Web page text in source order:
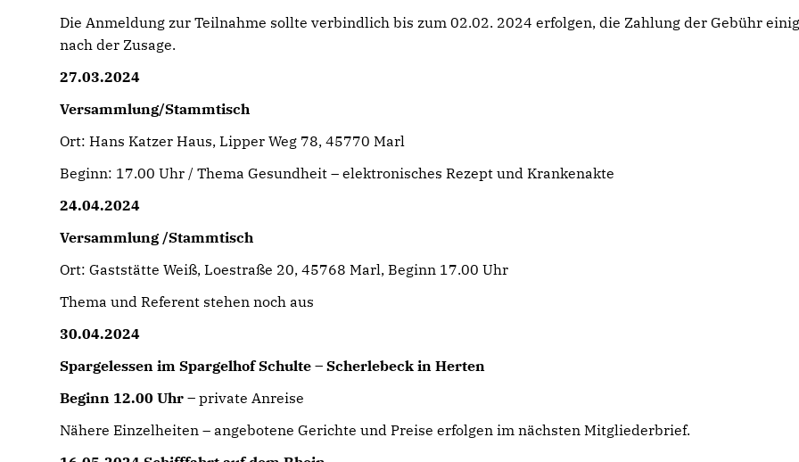
Die Anmeldung zur Teilnahme sollte verbindlich bis zum 02.02. 2024 erfolgen, die Zahlung der Gebühr
nach der Zusage.
27.03.2024
Versammlung/Stammtisch
Ort: Hans Katzer Haus, Lipper Weg 78, 45770 Marl
Beginn: 17.00 Uhr / Thema Gesundheit – elektronisches Rezept und Krankenakte
24.04.2024
Versammlung /Stammtisch
Ort: Gaststätte Weiß, Loestraße 20, 45768 Marl, Beginn 17.00 Uhr
Thema und Referent stehen noch aus
30.04.2024
Spargelessen im Spargelhof Schulte – Scherlebeck in Herten
Beginn 12.00 Uhr – private Anreise
Nähere Einzelheiten – angebotene Gerichte und Preise erfolgen im nächsten Mitgliederbrief.